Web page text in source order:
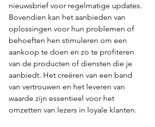
nieuwsbrief voor regelmatige updates.
Bovendien kan het aanbieden van
oplossingen voor hun problemen of
behoeften hen stimuleren om een
aankoop te doen en zo te profiteren
van de producten of diensten die je
aanbiedt. Het creëren van een band
van vertrouwen en het leveren van
waarde zijn essentieel voor het
omzetten van lezers in loyale klanten.